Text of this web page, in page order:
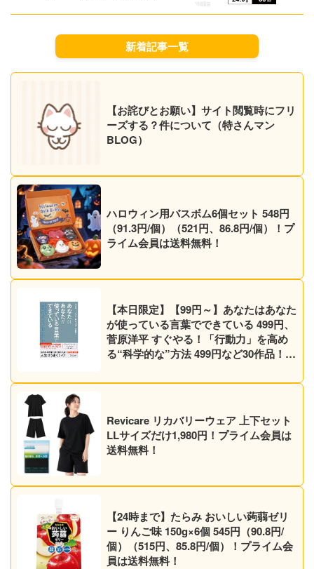
新着記事一覧
【お詫びとお願い】サイト閲覧時にフリ
ーズする？件について（特さんマン
BLOG）
ハロウィン用バスボム6個セット 548円
（91.3円/個）（521円、86.8円/個）！プ
ライム会員は送料無料！
【本日限定】【99円～】あなたはあなた
が使っている言葉でできている 499円、
菅原洋平 すぐやる！「行動力」を高め
る“科学的な”方法 499円など30作品！
Revicare リカバリーウェア 上下セット
LLサイズだけ1,980円！プライム会員は
送料無料！
【24時まで】たらみ おいしい蒟蒻ゼリ
ー りんご味 150g×6個 545円（90.8円/
個）（515円、85.8円/個）！プライム会
員は送料無料！